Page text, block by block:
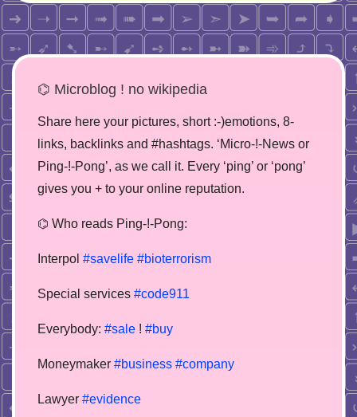
⌬ Microblog ! no wikipedia
Share here your pictures, short :-)emotions, 8-
links, backlinks and #hashtags. ‘Micro-!-News or
Ping-!-Pong’, as we call it. Every ‘ping’ or ‘pong’
gives you + to your online reputation.
⌬ Who reads Ping-!-Pong:
Interpol #savelife #bioterrorism
Special services #code911
Everybody: #sale ! #buy
Moneymaker #business #company
Lawyer #evidence